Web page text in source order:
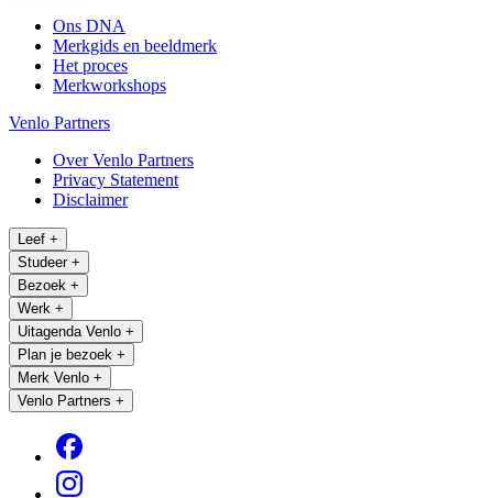
Ons DNA
Merkgids en beeldmerk
Het proces
Merkworkshops
Venlo Partners
Over Venlo Partners
Privacy Statement
Disclaimer
Leef +
Studeer +
Bezoek +
Werk +
Uitagenda Venlo +
Plan je bezoek +
Merk Venlo +
Venlo Partners +